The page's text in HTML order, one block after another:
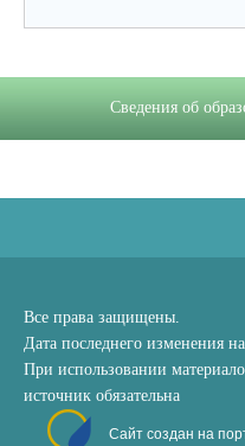
Сведения об
Все права защищены.
Дата последнего изменения
При использовании
источник обязательна
Сайт создан на